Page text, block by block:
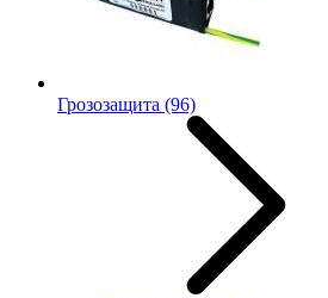
Грозозащита (96)